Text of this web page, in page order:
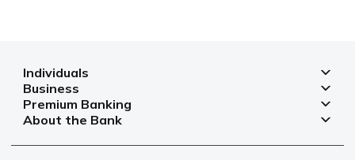
Individuals
Deposits
Mortgage
Business
Deposits for business
Small and micro businesses
Premium Banking
Deposits
Payment cards
About the Bank